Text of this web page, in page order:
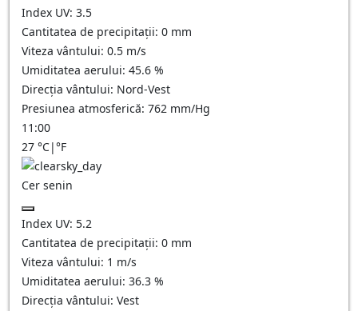
Index UV: 3.5
Cantitatea de precipitații: 0 mm
Viteza vântului: 0.5 m/s
Umiditatea aerului: 45.6 %
Direcția vântului: Nord-Vest
Presiunea atmosferică: 762 mm/Hg
11:00
27 °C|°F
Cer senin
Index UV: 5.2
Cantitatea de precipitații: 0 mm
Viteza vântului: 1 m/s
Umiditatea aerului: 36.3 %
Direcția vântului: Vest